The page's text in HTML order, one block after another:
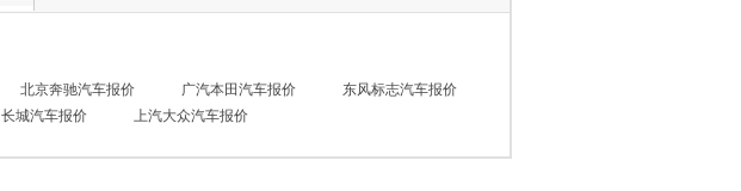
北京奔驰汽车报价 广汽本田汽车报价
东风标志汽车报价
长城汽车报价 上汽大众汽车报价